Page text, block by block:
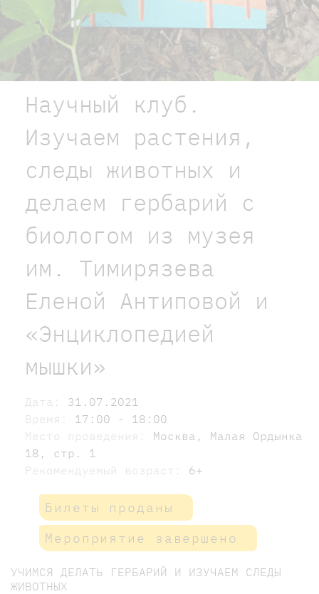
Научный клуб.
Изучаем растения,
следы животных и
делаем гербарий с
биологом из музея
им. Тимирязева
Еленой Антиповой и
«Энциклопедией
мышки»
Дата: 31.07.2021
Время: 17:00 - 18:00
Место проведения: Москва, Малая Ордынка
18, стр. 1
Рекомендуемый возраст: 6+
Билеты проданы
Мероприятие завершено
УЧИМСЯ ДЕЛАТЬ ГЕРБАРИЙ И ИЗУЧАЕМ СЛЕДЫ
ЖИВОТНЫХ